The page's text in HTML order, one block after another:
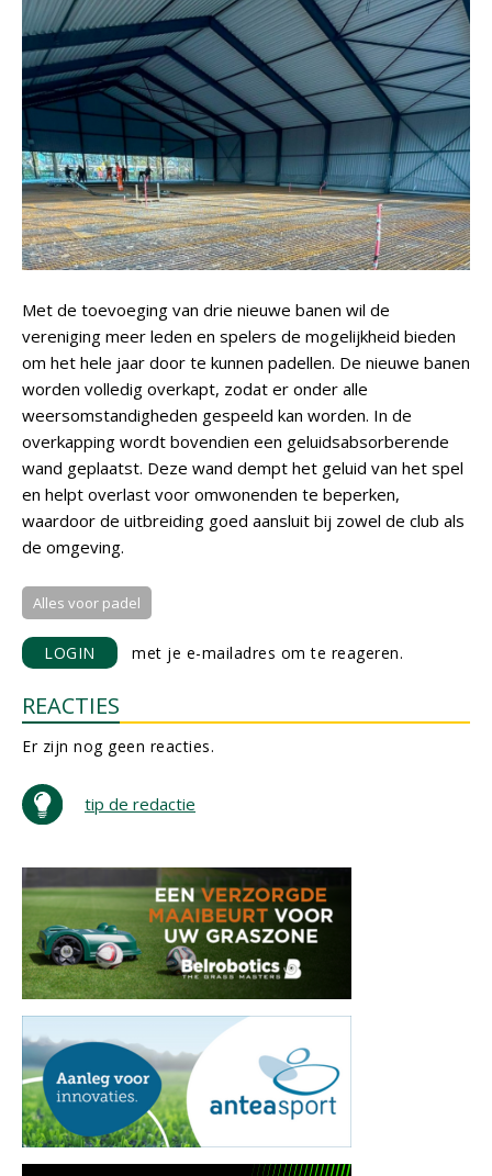
Met de toevoeging van drie nieuwe banen wil de
vereniging meer leden en spelers de mogelijkheid bieden
om het hele jaar door te kunnen padellen. De nieuwe banen
worden volledig overkapt, zodat er onder alle
weersomstandigheden gespeeld kan worden. In de
overkapping wordt bovendien een geluidsabsorberende
wand geplaatst. Deze wand dempt het geluid van het spel
en helpt overlast voor omwonenden te beperken,
waardoor de uitbreiding goed aansluit bij zowel de club als
de omgeving.
Alles voor padel
LOGIN met je e-mailadres om te reageren.
REACTIES
Er zijn nog geen reacties.
tip de redactie